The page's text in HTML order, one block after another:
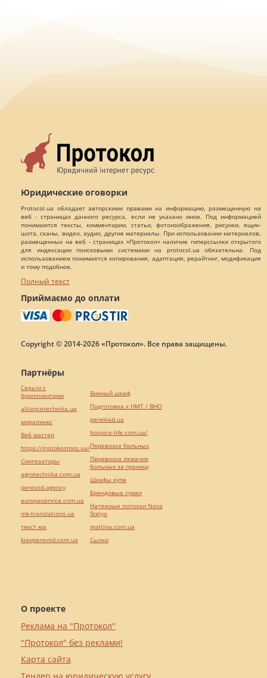
Юридические оговорки
Protocol.ua обладает авторскими правами на информацию, размещенную на
веб - страницах данного ресурса, если не указано иное. Под информацией
понимаются тексты, комментарии, статьи, фотоизображения, рисунки, ящик-
шота, сканы, видео, аудио, другие материалы. При использовании материалов,
размещенных на веб - страницах «Протокол» наличие гиперссылки открытого
для индексации поисковыми системами на protocol.ua обязательна. Под
использованием понимается копирования, адаптация, рерайтинг, модификация
и тому подобное.
Полный текст
Приймаємо до оплати
Copyright © 2014-2026 «Протокол». Все права защищены.
О проекте
Реклама на "Протокол"
"Протокол" без реклами!
Карта сайта
Партнёры
Серьги с
бриллиантами
alliancetechnika.ua
миралинкс
Веб мастер
https://motokosmos.ua/
Синтезаторы
agrotechnika.com.ua
perevod.agency
europeservice.com.ua
mk-translations.ua
текст юа
kievperevod.com.ua
Винный шкаф
Подготовка к НМТ / ВНО
pereklad.ua
hospice-life.com.ua/
Перевозка больных
Перевозка лежачих
больных за границу
Шкафы купе
Брендовые сумки
Натяжные потолки Nova
Stelya
maltina.com.ua
Cылки